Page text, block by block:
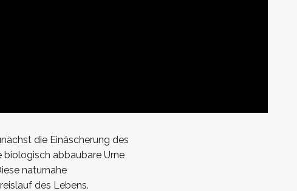
die Einäscherung des
biologisch abbaubare Urne
naturnahe
des Lebens.